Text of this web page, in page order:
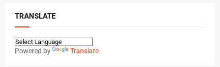
TRANSLATE
Powered by Translate